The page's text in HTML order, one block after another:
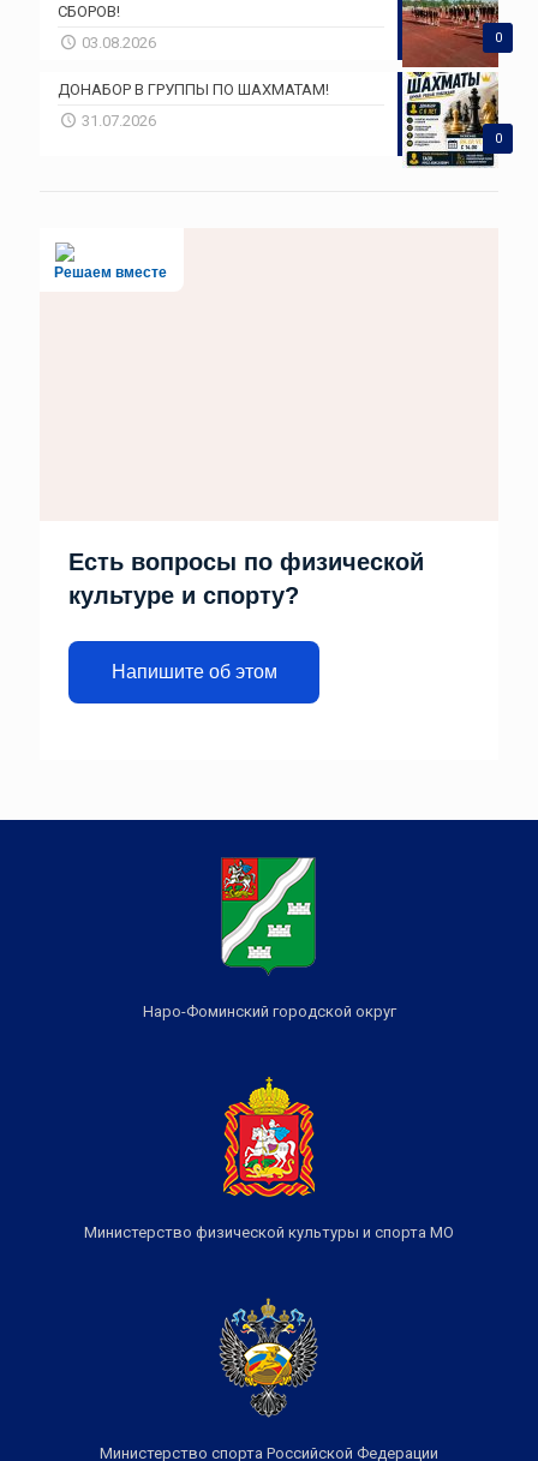
0
СБОРОВ!
03.08.2026
0
ДОНАБОР В ГРУППЫ ПО ШАХМАТАМ!
31.07.2026
Решаем вместе
Есть вопросы по физической
культуре и спорту?
Напишите об этом
Наро-Фоминский городской округ
Министерство физической культуры и спорта МО
Министерство спорта Российской Федерации